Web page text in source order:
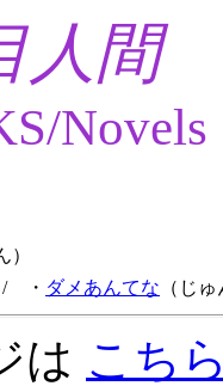
人間
Novels
）
/ ・ ダメあんてな （じ
は こち